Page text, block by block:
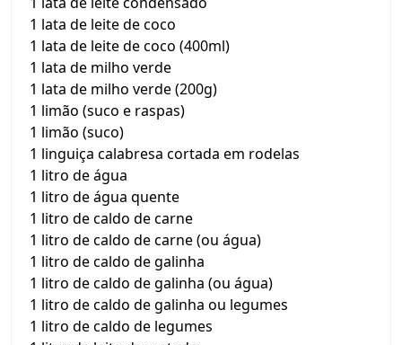
1 lata de leite de coco
1 lata de leite de coco (400ml)
1 lata de milho verde
1 lata de milho verde (200g)
1 limão (suco e raspas)
1 limão (suco)
1 linguiça calabresa cortada em rodelas
1 litro de água
1 litro de água quente
1 litro de caldo de carne
1 litro de caldo de carne (ou água)
1 litro de caldo de galinha
1 litro de caldo de galinha (ou água)
1 litro de caldo de galinha ou legumes
1 litro de caldo de legumes